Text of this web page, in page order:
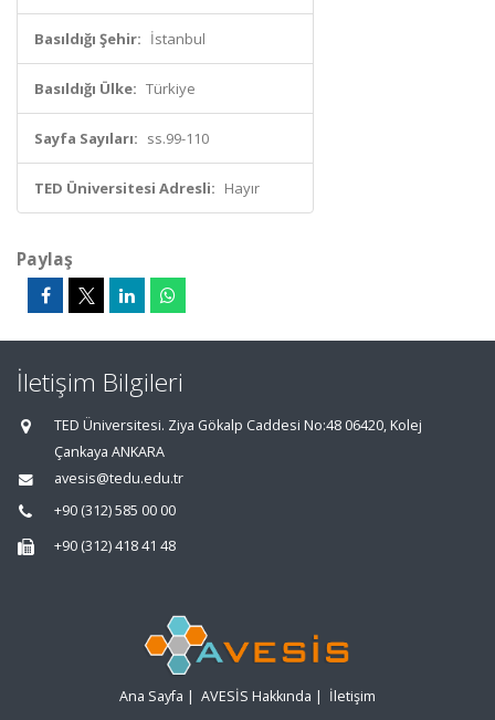
Basıldığı Şehir: İstanbul
Basıldığı Ülke: Türkiye
Sayfa Sayıları: ss.99-110
TED Üniversitesi Adresli: Hayır
Paylaş
İletişim Bilgileri
TED Üniversitesi. Ziya Gökalp Caddesi No:48 06420, Kolej
Çankaya ANKARA
avesis@tedu.edu.tr
+90 (312) 585 00 00
+90 (312) 418 41 48
Ana Sayfa | AVESİS Hakkında | İletişim